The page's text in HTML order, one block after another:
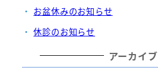
お盆休みのお知らせ
休診のお知らせ
アーカイブ